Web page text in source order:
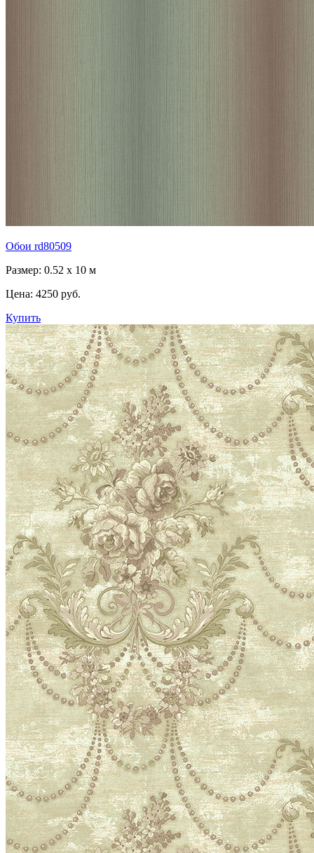
Обои rd80509
Размер: 0.52 x 10 м
Цена: 4250 руб.
Купить